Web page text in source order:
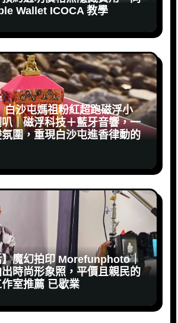
Wallet ICOCA 教學
白沙屯媽祖粉紅超跑磁浮小
｜磁浮科技＋藍牙音響，一
圍，重現白沙屯進香律動的
魔幻拍印 Morefunphoto｜
時尚形象照，平價且親民的
室推薦 已歇業